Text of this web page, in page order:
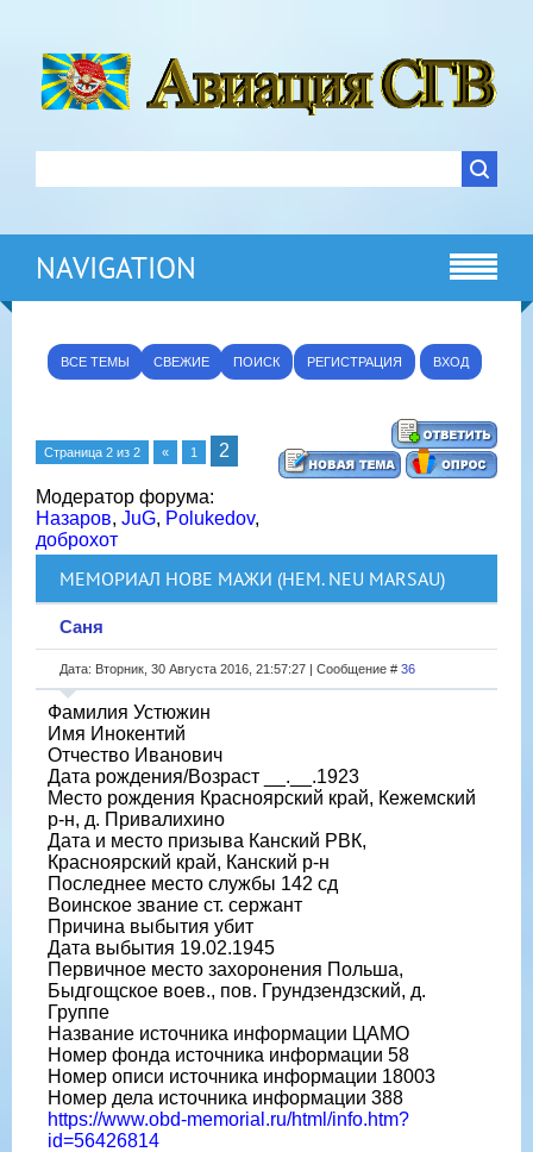
NAVIGATION
ВСЕ ТЕМЫ СВЕЖИЕ ПОИСК РЕГИСТРАЦИЯ ВХОД
Страница 2 из 2 « 1 2
Модератор форума:
Назаров, JuG, Polukedov,
доброхот
МЕМОРИАЛ НОВЕ МАЖИ (НЕМ. NEU MARSAU)
Саня
Дата: Вторник, 30 Августа 2016, 21:57:27 | Сообщение # 36
Фамилия Устюжин
Имя Инокентий
Отчество Иванович
Дата рождения/Возраст __.__.1923
Место рождения Красноярский край, Кежемский
р-н, д. Привалихино
Дата и место призыва Канский РВК,
Красноярский край, Канский р-н
Последнее место службы 142 сд
Воинское звание ст. сержант
Причина выбытия убит
Дата выбытия 19.02.1945
Первичное место захоронения Польша,
Быдгощское воев., пов. Грундзендзский, д.
Группе
Название источника информации ЦАМО
Номер фонда источника информации 58
Номер описи источника информации 18003
Номер дела источника информации 388
https://www.obd-memorial.ru/html/info.htm?
id=56426814